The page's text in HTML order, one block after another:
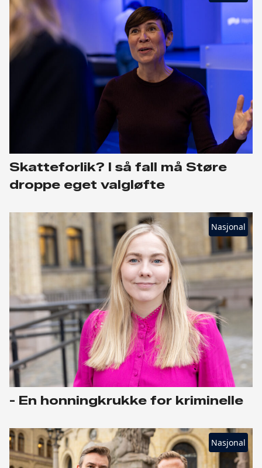
Skatteforlik? I så fall må Støre
droppe eget valgløfte
Nasjonal
- En honningkrukke for kriminelle
Nasjonal